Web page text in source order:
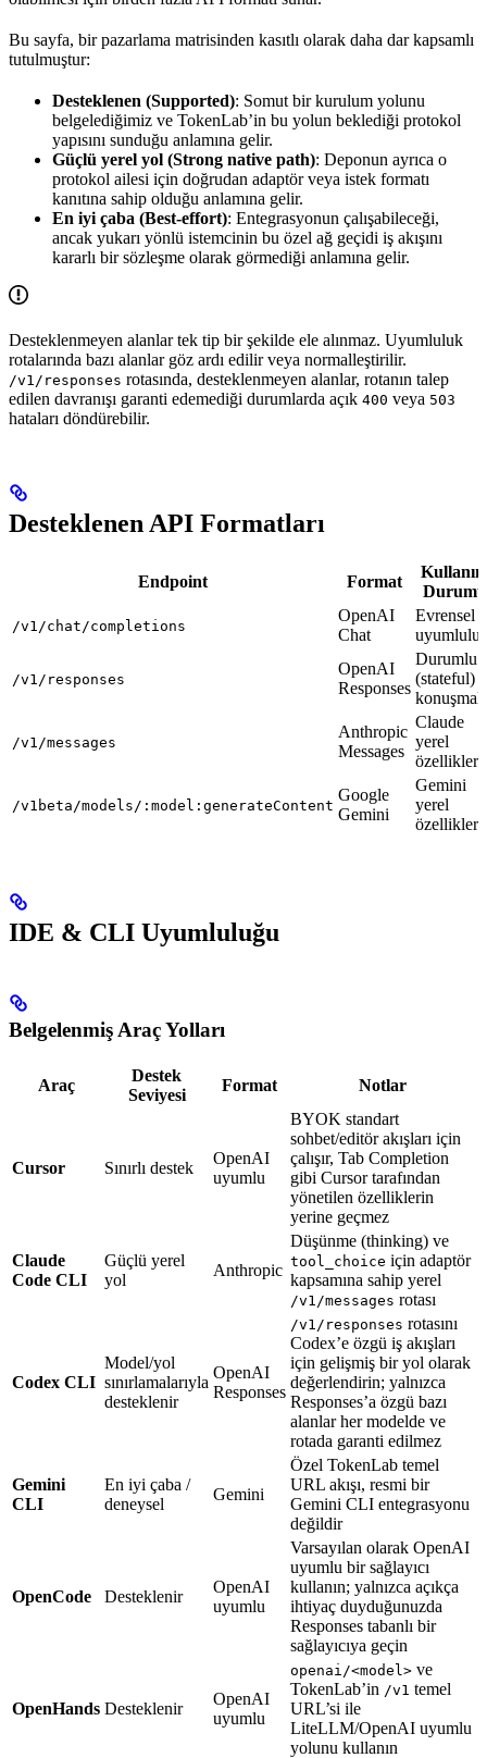
Bu sayfa, bir pazarlama matrisinden kasıtlı olarak daha dar kapsamlı
tutulmuştur:
Desteklenen (Supported): Somut bir kurulum yolunu
belgelediğimiz ve TokenLab’in bu yolun beklediği protokol
yapısını sunduğu anlamına gelir.
Güçlü yerel yol (Strong native path): Deponun ayrıca o
protokol ailesi için doğrudan adaptör veya istek formatı
kanıtına sahip olduğu anlamına gelir.
En iyi çaba (Best-effort): Entegrasyonun çalışabileceği,
ancak yukarı yönlü istemcinin bu özel ağ geçidi iş akışını
kararlı bir sözleşme olarak görmediği anlamına gelir.
Desteklenmeyen alanlar tek tip bir şekilde ele alınmaz. Uyumluluk
rotalarında bazı alanlar göz ardı edilir veya normalleştirilir.
/v1/responses rotasında, desteklenmeyen alanlar, rotanın talep
edilen davranışı garanti edemediği durumlarda açık 400 veya 503
hataları döndürebilir.
Desteklenen API Formatları
Endpoint Format
Durumu
/v1/chat/completions
OpenAI
Chat
Evrensel
/v1/responses
OpenAI
Responses
Durumlu
(stateful)
/v1/messages
Anthropic
Messages
Claude
yerel
özellikleri
/v1beta/models/:model:generateContent
Google
Gemini
Gemini
yerel
özellikleri
IDE & CLI Uyumluluğu
Belgelenmiş Araç Yolları
Araç
Destek
Seviyesi
Format Notlar
Cursor Sınırlı destek
OpenAI
uyumlu
BYOK standart
sohbet/editör akışları için
çalışır, Tab Completion
gibi Cursor tarafından
yönetilen özelliklerin
yerine geçmez
Claude
Code CLI
Güçlü yerel
yol
Anthropic
Düşünme (thinking) ve
tool_choice için adaptör
kapsamına sahip yerel
/v1/messages rotası
Codex CLI
Model/yol
sınırlamalarıyla
desteklenir
OpenAI
Responses
/v1/responses rotasını
Codex’e özgü iş akışları
için gelişmiş bir yol olarak
değerlendirin; yalnızca
Responses’a özgü bazı
alanlar her modelde ve
rotada garanti edilmez
Gemini
CLI
En iyi çaba /
deneysel
Gemini
Özel TokenLab temel
URL akışı, resmi bir
Gemini CLI entegrasyonu
değildir
OpenCode Desteklenir
OpenAI
uyumlu
Varsayılan olarak OpenAI
uyumlu bir sağlayıcı
kullanın; yalnızca açıkça
ihtiyaç duyduğunuzda
Responses tabanlı bir
sağlayıcıya geçin
OpenHands Desteklenir
OpenAI
uyumlu
openai/<model> ve
TokenLab’in /v1 temel
URL’si ile
LiteLLM/OpenAI uyumlu
yolunu kullanın